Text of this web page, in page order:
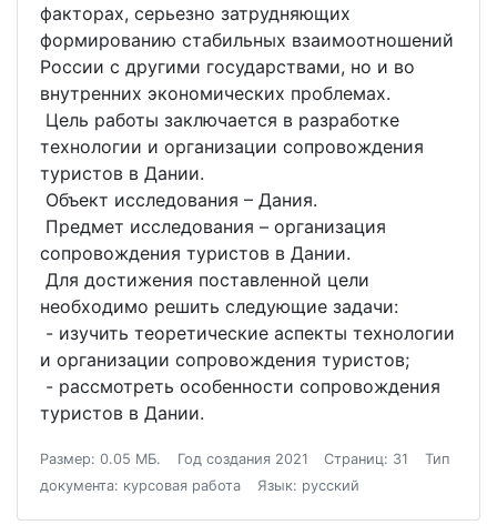
факторах, серьезно затрудняющих
формированию стабильных взаимоотношений
России с другими государствами, но и во
внутренних экономических проблемах.
Цель работы заключается в разработке
технологии и организации сопровождения
туристов в Дании.
Объект исследования – Дания.
Предмет исследования – организация
сопровождения туристов в Дании.
Для достижения поставленной цели
необходимо решить следующие задачи:
- изучить теоретические аспекты технологии
и организации сопровождения туристов;
- рассмотреть особенности сопровождения
туристов в Дании.
Размер: 0.05 МБ. Год создания 2021 Страниц: 31
Тип
документа: курсовая работа
Язык: русский